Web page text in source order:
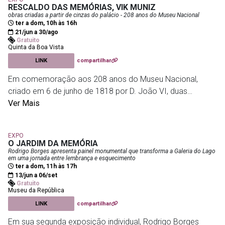
deram origem às capas dos álbuns. A mostra apresenta
ao público os principais elementos que estruturam a
narrativa do projeto, uma pesquisa artística sobre samba,
memória, ancestralidade, afeto e cultura popular brasileira.
A abertura contará ainda com a entrega da Medalha
Tiradentes a Marcelo D2, honraria concedida pela
Assembleia Legislativa do Estado do Rio de Janeiro em
reconhecimento à sua contribuição para a cultura
brasileira.
RESCALDO DAS MEMÓRIAS, VIK MUNIZ
obras criadas a partir de cinzas do palácio - 208 anos do Museu Nacional
ter a dom, 10h às 16h
21/jun a 30/ago
Gratuito
Quinta da Boa Vista
LINK compartilhar
Em comemoração aos 208 anos do Museu Nacional,
criado em 6 de junho de 1818 por D. João VI, duas
exposições inéditas ocupam seis salas do Paço de São
A mostra individual e inédita Rescaldo das Memórias, de
Vik Muniz, reúne fotografias e esculturas criadas a partir de
cinzas e fragmentos resgatados do incêndio de 2018 do
palácio, propondo reflexões sobre memória, perda e
reconstrução.
Instalada em um dos espaços mais marcantes do Paço, a
Ver Mais
EXPO
O JARDIM DA MEMÓRIA
Rodrigo Borges apresenta painel monumental que transforma a Galeria do Lago
em uma jornada entre lembrança e esquecimento
ter a dom, 11h às 17h
13/jun a 06/set
Gratuito
Museu da República
LINK compartilhar
Em sua segunda exposição individual, Rodrigo Borges